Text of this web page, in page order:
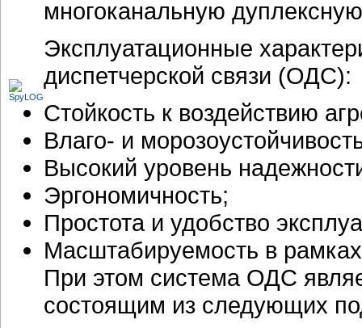
многоканальную
Эксплуатационные
диспетчерской связи (ОДС):
Стойкость к воздействию
Влаго- и
Высокий уровень
Эргономичность;
Простота и удобство
Масштабируемость в
При этом система ОДС
состоящим из следующих